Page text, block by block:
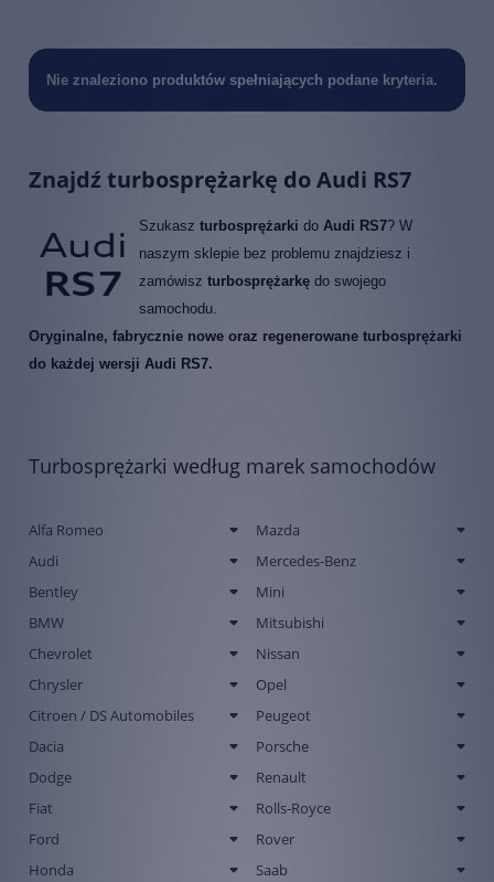
Nie znaleziono produktów spełniających podane kryteria.
Znajdź turbosprężarkę do Audi RS7
Szukasz turbosprężarki do Audi RS7? W
naszym sklepie bez problemu znajdziesz i
zamówisz turbosprężarkę do swojego
samochodu.
Oryginalne, fabrycznie nowe oraz regenerowane turbosprężarki
do każdej wersji Audi RS7.
Turbosprężarki według marek samochodów
Alfa Romeo
Audi
Bentley
BMW
Chevrolet
Chrysler
Citroen / DS Automobiles
Dacia
Dodge
Fiat
Ford
Honda
Mazda
Mercedes-Benz
Mini
Mitsubishi
Nissan
Opel
Peugeot
Porsche
Renault
Rolls-Royce
Rover
Saab